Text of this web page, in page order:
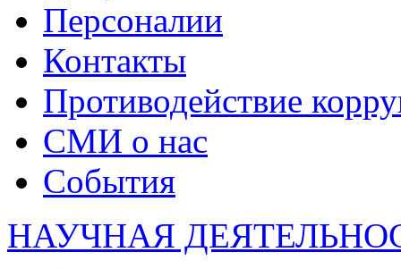
Персоналии
Контакты
Противодействие
СМИ о нас
События
НАУЧНАЯ